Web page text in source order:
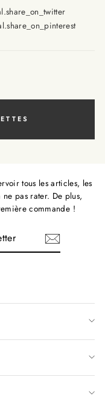
missing:
tous les articles, les
ne pas rater. De plus,
commande !